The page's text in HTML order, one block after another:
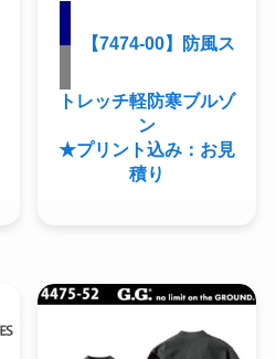
【7474-00】防風ス
トレッチ軽防寒ブルゾ
ン
★プリント込み：お見
積り